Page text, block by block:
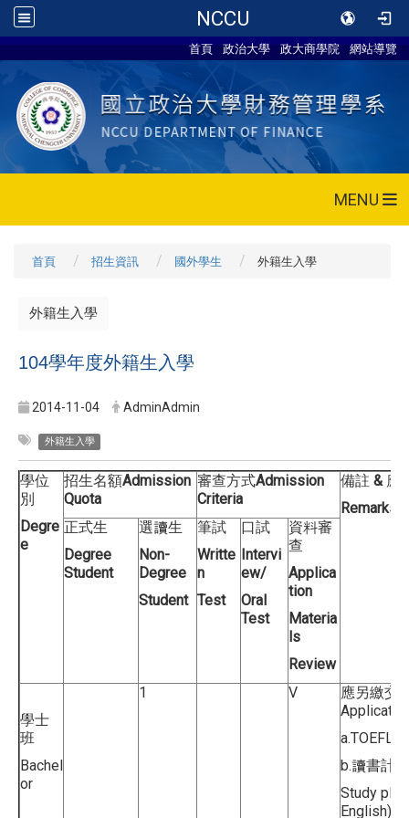
NCCU
首頁 政治大學 政大商學院 網站導覽
MENU
首頁 招生資訊 國外學生 外籍生入學
外籍生入學
104學年度外籍生入學
2014-11-04 AdminAdmin
外籍生入學
學位
別
Degre
e
招生名額Admission
Quota
審查方式Admission
Criteria
備註 & 應
Remarks
正式生
Degree
Student
選讀生
Non-
Degree
Student
筆試
Writte
n
Test
口試
Intervi
ew/
Oral
Test
資料審
查
Applica
tion
Materia
ls
Review
學士
班
Bachel
or
1 V
應另繳交
a.TOEFL
b.讀書計畫
Study
English)